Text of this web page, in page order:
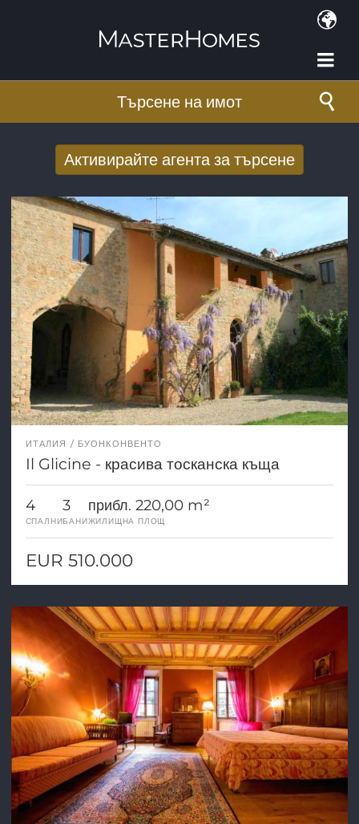
Търсене на имот
Активирайте агента за търсене
търсенето по имейл
E-mail адрес*
ИТАЛИЯ БУОНКОНВЕНТО
Il Glicine - красива тосканска къща
4
СПАЛНИ
3
БАНИ
прибл. 220,00 m²
ЖИЛИЩНА ПЛОЩ
EUR 510.000